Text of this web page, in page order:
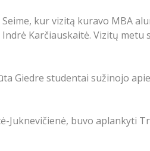
kur vizitą kuravo MBA
Karčiauskaitė. Vizitų metu
Giedre studentai sužinojo
Juknevičienė, buvo aplankyti